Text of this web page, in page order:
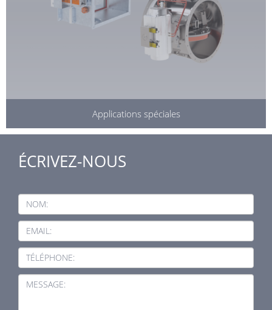
Applications spéciales
ÉCRIVEZ-NOUS
NOM:
EMAIL:
TÉLÉPHONE:
MESSAGE: